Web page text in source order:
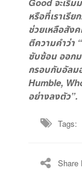
หรือที่เราเรี
ช่วยเหลือสัง
ตีความคำว่า
ซับซ้อน ออก
กรอบกับอัลม
Humble,
อย่างลงตัว”.
Tags:
Share